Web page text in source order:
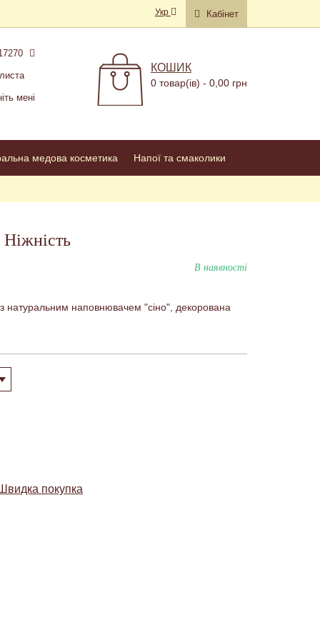
Кабінет
Укр
мені
КОШИК
0 товар(ів) - 0,00 грн
медова косметика Напої та смаколики
В наявності
натуральним наповнювачем "сіно", декорована
Швидка покупка